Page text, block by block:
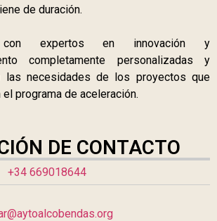
de duración.
con expertos en innovación y
completamente personalizadas y
las necesidades de los proyectos que
programa de aceleración.
DE CONTACTO
+34 669018644